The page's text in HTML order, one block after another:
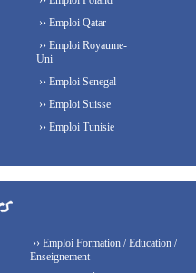
›› Emploi Qatar
›› Emploi Royaume-
Uni
›› Emploi Senegal
›› Emploi Suisse
›› Emploi Tunisie
›› Emploi Formation / Education /
Enseignement